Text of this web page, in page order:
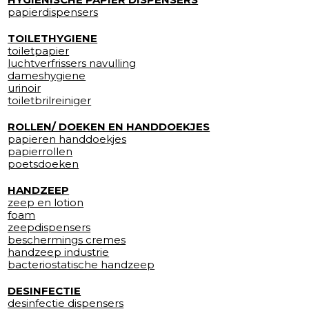
papierdispensers
TOILETHYGIENE
toiletpapier
luchtverfrissers navulling
dameshygiene
urinoir
toiletbrilreiniger
ROLLEN/ DOEKEN EN HANDDOEKJES
papieren handdoekjes
papierrollen
poetsdoeken
HANDZEEP
zeep en lotion
foam
zeepdispensers
beschermings cremes
handzeep industrie
bacteriostatische handzeep
DESINFECTIE
desinfectie dispensers